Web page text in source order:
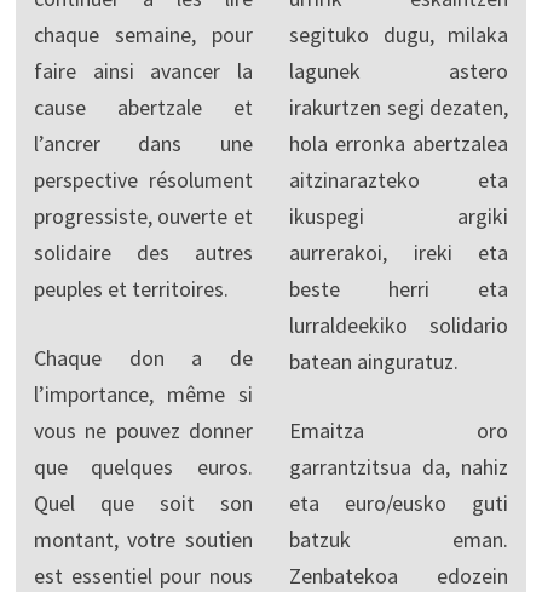
chaque semaine, pour
faire ainsi avancer la
cause abertzale et
l’ancrer dans une
perspective résolument
progressiste, ouverte et
solidaire des autres
peuples et territoires.
Chaque don a de
l’importance, même si
vous ne pouvez donner
que quelques euros.
Quel que soit son
montant, votre soutien
est essentiel pour nous
segituko dugu, milaka
lagunek astero
irakurtzen segi dezaten,
hola erronka abertzalea
aitzinarazteko eta
ikuspegi argiki
aurrerakoi, ireki eta
beste herri eta
lurraldeekiko solidario
batean ainguratuz.
Emaitza oro
garrantzitsua da, nahiz
eta euro/eusko guti
batzuk eman.
Zenbatekoa edozein